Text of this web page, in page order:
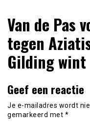
DartsRSS
verzameld!
Van de Pas
tegen
Gilding wint
Geef een reactie
Je e-mailadres wordt
gemarkeerd met *